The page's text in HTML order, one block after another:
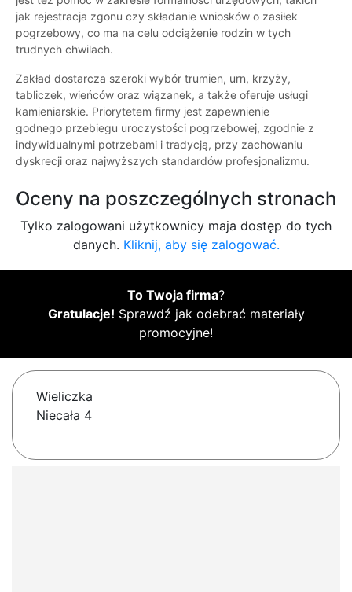
jak rejestracja zgonu czy składanie wniosków o zasiłek
pogrzebowy, co ma na celu odciążenie rodzin w tych
trudnych chwilach.
Zakład dostarcza szeroki wybór trumien, urn, krzyży,
tabliczek, wieńców oraz wiązanek, a także oferuje usługi
kamieniarskie. Priorytetem firmy jest zapewnienie
godnego przebiegu uroczystości pogrzebowej, zgodnie z
indywidualnymi potrzebami i tradycją, przy zachowaniu
dyskrecji oraz najwyższych standardów profesjonalizmu.
Oceny na poszczególnych stronach
Tylko zalogowani użytkownicy maja dostęp do tych
danych. Kliknij, aby się zalogować.
To Twoja firma?
Gratulacje! Sprawdź jak odebrać materiały
promocyjne!
Wieliczka
Niecała 4